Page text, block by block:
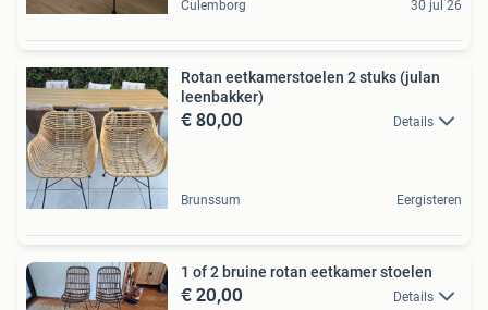
Culemborg 30 jul 26
Rotan eetkamerstoelen 2 stuks (julan
leenbakker)
€ 80,00 Details
Brunssum Eergisteren
1 of 2 bruine rotan eetkamer stoelen
€ 20,00 Details